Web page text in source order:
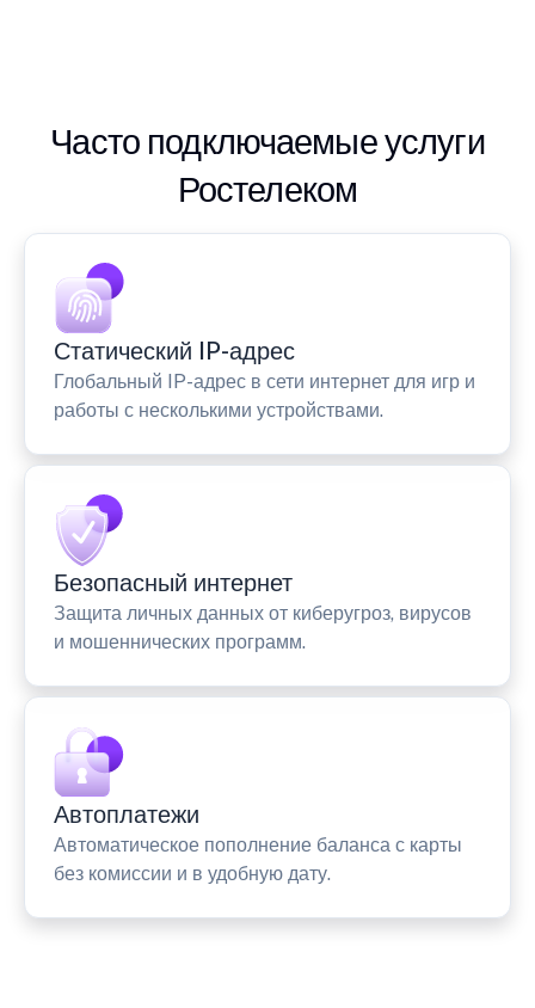
Часто подключаемые услуги
Ростелеком
Статический IP-адрес
Глобальный IP-адрес в сети интернет для игр и
работы с несколькими устройствами.
Безопасный интернет
Защита личных данных от киберугроз, вирусов
и мошеннических программ.
Автоплатежи
Автоматическое пополнение баланса с карты
без комиссии и в удобную дату.